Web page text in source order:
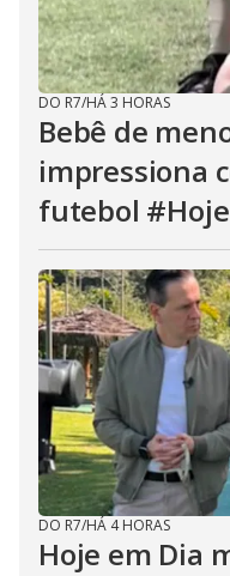
DO R7/HÁ 3 HORAS
Bebê de
impressiona
futebol
DO R7/HÁ 4 HORAS
Hoje em Dia